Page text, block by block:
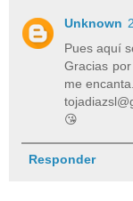
Unknown
Pues aquí
Gracias
me encanta.
😘
Responder